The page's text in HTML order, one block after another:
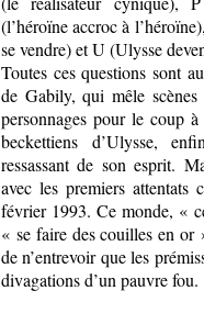
(l’héroïne accroc à
se vendre) et U (Ulysse
Toutes ces questions sont
de Gabily, qui mêle scènes
personnages pour le coup
beckettiens d’Ulysse,
ressassant de son esprit.
avec les premiers
février 1993. Ce monde, «
« se faire des couilles en or
de n’entrevoir que les
divagations d’un pauvre fou.